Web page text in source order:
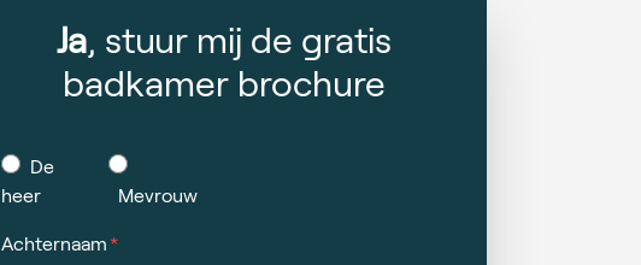
Ja, stuur mij de gratis
badkamer brochure
De
heer
Mevrouw
Achternaam